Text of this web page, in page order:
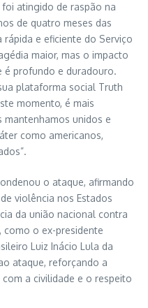
atingido de raspão na
de quatro meses das
rápida e eficiente do Serviço
maior, mas o impacto
é profundo e duradouro.
plataforma social Truth
momento, é mais
unidos e
como americanos,
o ataque, afirmando
violência nos Estados
da união nacional contra
o ex-presidente
Luiz Inácio Lula da
ataque, reforçando a
a civilidade e o respeito